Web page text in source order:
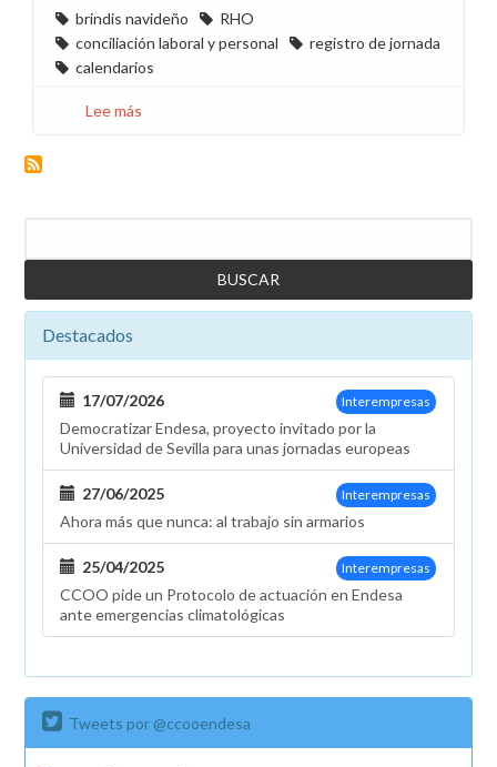
brindis navideño
RHO
conciliación laboral y personal
registro de jornada
calendarios
Lee más
que
Destacados
Interempresas
17/07/2026
Democratizar Endesa, proyecto invitado por la
Universidad de Sevilla para unas jornadas europeas
Interempresas
27/06/2025
Ahora más que nunca: al trabajo sin armarios
Interempresas
25/04/2025
CCOO pide un Protocolo de actuación en Endesa
ante emergencias climatológicas
Tweets por @ccooendesa